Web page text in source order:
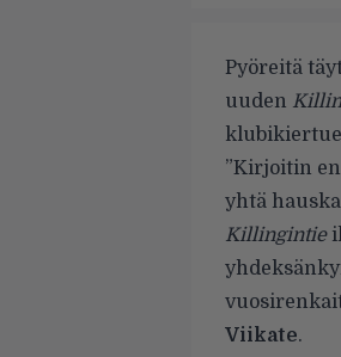
Pyöreitä
uuden
”Kirjoitin
yhtä
Killingintie
Viikate.